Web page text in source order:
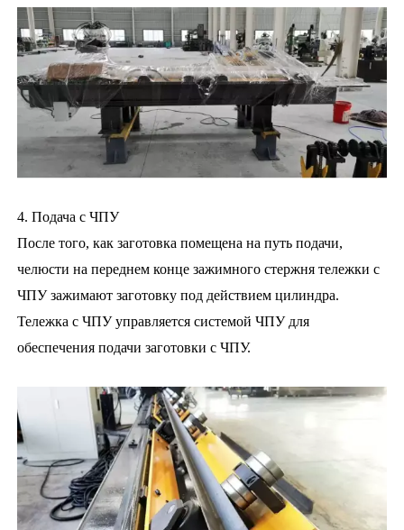
4. Подача с ЧПУ
После того, как заготовка помещена на путь подачи,
челюсти на переднем конце зажимного стержня тележки с
ЧПУ зажимают заготовку под действием цилиндра.
Тележка с ЧПУ управляется системой ЧПУ для
обеспечения подачи заготовки с ЧПУ.